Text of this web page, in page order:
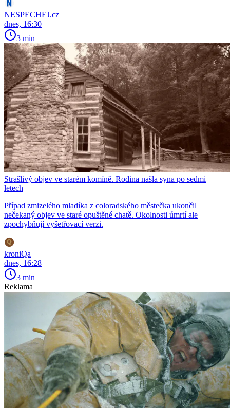
NESPECHEJ.cz
dnes, 16:30
3 min
Strašlivý objev ve starém komíně. Rodina našla syna po sedmi
letech
Případ zmizelého mladíka z coloradského městečka ukončil
nečekaný objev ve staré opuštěné chatě. Okolnosti úmrtí ale
zpochybňují vyšetřovací verzi.
kroniQa
dnes, 16:28
3 min
Reklama